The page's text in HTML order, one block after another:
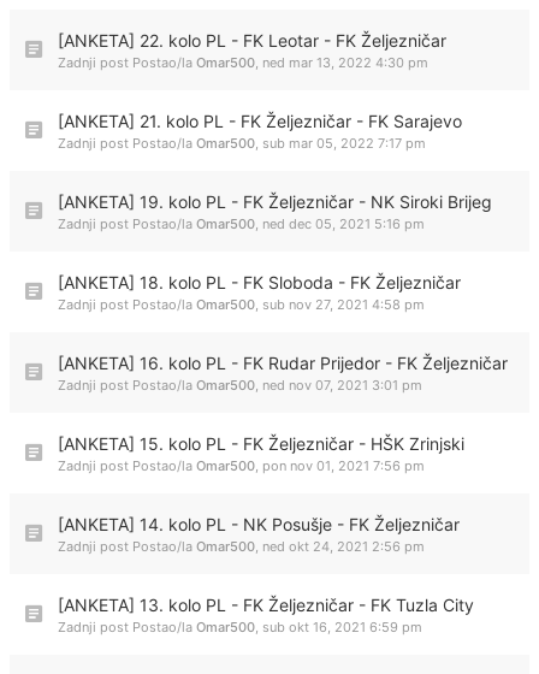
[ANKETA] 22. kolo PL - FK Leotar - FK Željezničar
Zadnji post Postao/la Omar500, ned mar 13, 2022 4:30 pm
[ANKETA] 21. kolo PL - FK Željezničar - FK Sarajevo
Zadnji post Postao/la Omar500, sub mar 05, 2022 7:17 pm
[ANKETA] 19. kolo PL - FK Željezničar - NK Siroki Brijeg
Zadnji post Postao/la Omar500, ned dec 05, 2021 5:16 pm
[ANKETA] 18. kolo PL - FK Sloboda - FK Željezničar
Zadnji post Postao/la Omar500, sub nov 27, 2021 4:58 pm
[ANKETA] 16. kolo PL - FK Rudar Prijedor - FK Željezničar
Zadnji post Postao/la Omar500, ned nov 07, 2021 3:01 pm
[ANKETA] 15. kolo PL - FK Željezničar - HŠK Zrinjski
Zadnji post Postao/la Omar500, pon nov 01, 2021 7:56 pm
[ANKETA] 14. kolo PL - NK Posušje - FK Željezničar
Zadnji post Postao/la Omar500, ned okt 24, 2021 2:56 pm
[ANKETA] 13. kolo PL - FK Željezničar - FK Tuzla City
Zadnji post Postao/la Omar500, sub okt 16, 2021 6:59 pm